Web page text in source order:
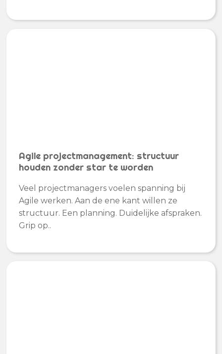
Agile projectmanagement: structuur
houden zonder star te worden
Veel projectmanagers voelen spanning bij
Agile werken. Aan de ene kant willen ze
structuur. Een planning. Duidelijke afspraken.
Grip op..